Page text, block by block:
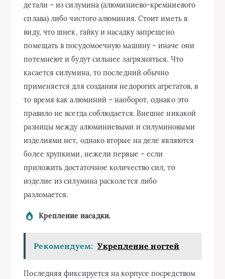
детали – из силумина (алюминиево-кремниевого
сплава) либо чистого алюминия. Стоит иметь в
виду, что шнек, гайку и насадку запрещено
помещать в посудомоечную машину – иначе они
потемнеют и будут сильнее загрязняться. Что
касается силумина, то последний обычно
применяется для создания недорогих агрегатов, в
то время как алюминий – наоборот, однако это
правило не всегда соблюдается. Внешне никакой
разницы между алюминиевыми и силуминовыми
изделиями нет, однако вторые на деле являются
более хрупкими, нежели первые – если
приложить достаточное количество сил, то
изделие из силумина расколется либо
разломается.
Крепление насадки.
Рекомендуем: Укрепление ногтей
Последняя фиксируется на корпусе посредством